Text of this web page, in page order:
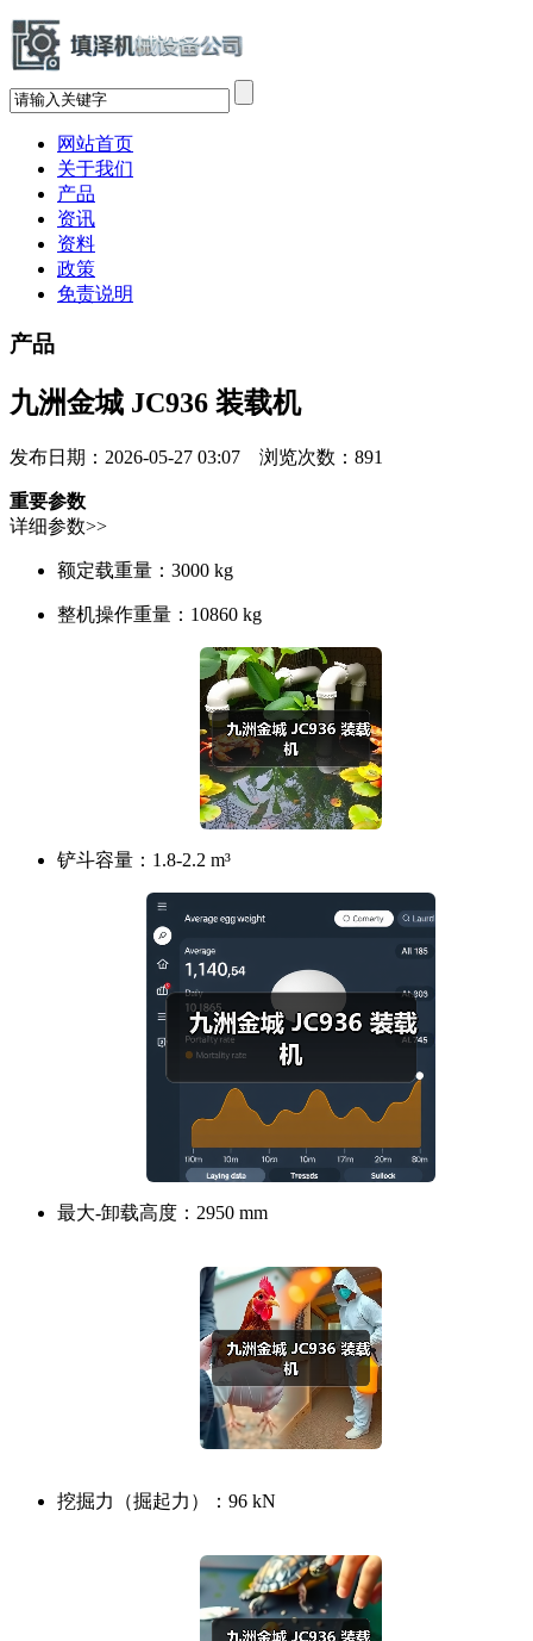
网站首页
关于我们
产品
资讯
资料
政策
免责说明
产品
九洲金城 JC936 装载机
发布日期：2026-05-27 03:07 浏览次数： 891
重要参数
详细参数>>
额定载重量： 3000 kg
整机操作重量： 10860 kg
铲斗容量： 1.8-2.2 m³
最大-卸载高度： 2950 mm
挖掘力（掘起力）： 96 kN